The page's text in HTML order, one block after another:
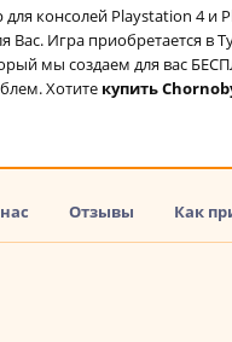
консолей Playstation 4 и
Вас. Игра приобретается
мы создаем для вас
Хотите купить
Отзывы Как